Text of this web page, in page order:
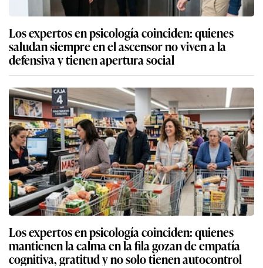
Los expertos en psicología coinciden: quienes
saludan siempre en el ascensor no viven a la
defensiva y tienen apertura social
Los expertos en psicología coinciden: quienes
mantienen la calma en la fila gozan de empatía
cognitiva, gratitud y no solo tienen autocontrol